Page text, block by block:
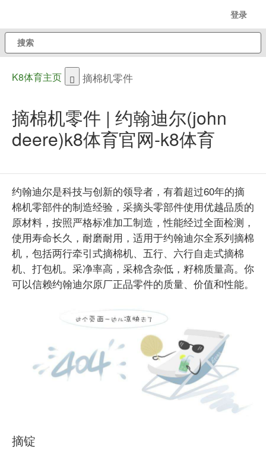
至
主
内
容
搜
索
登录
K8体育主页
dropdown
摘棉机零件
摘棉机零件 | 约翰迪尔(john
deere)k8体育官网-k8体育
约翰迪尔是科技与创新的领导者，有着超过60年的摘
棉机零部件的制造经验，采摘头零部件使用优越品质的
原材料，按照严格标准加工制造，性能经过全面检测，
使用寿命长久，耐磨耐用，适用于约翰迪尔全系列摘棉
机，包括两行牵引式摘棉机、五行、六行自走式摘棉
机、打包机。采净率高，采棉含杂低，籽棉质量高。你
可以信赖约翰迪尔原厂正品零件的质量、价值和性能。
摘锭